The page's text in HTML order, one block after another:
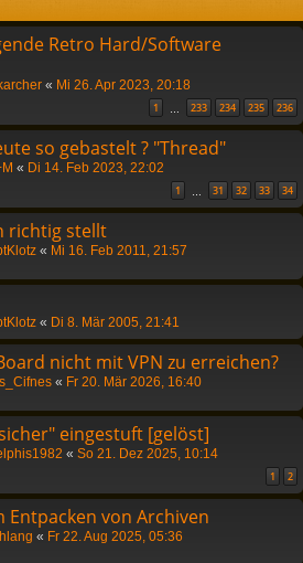
Retro Hard/Software
« Mi 26. Apr 2023, 20:18
1 233 234 235 236
so gebastelt ? "Thread"
« Di 14. Feb 2023, 22:02
1 31 32 33 34
richtig stellt
« Mi 16. Feb 2011, 21:57
« Di 8. Mär 2005, 21:41
nicht mit VPN zu erreichen?
« Fr 20. Mär 2026, 16:40
eingestuft [gelöst]
« So 21. Dez 2025, 10:14
1 2
Entpacken von Archiven
« Fr 22. Aug 2025, 05:36